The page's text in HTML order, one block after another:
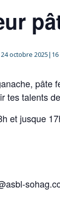
24 octobre 2025|16
pâte
tes talents
et jusque